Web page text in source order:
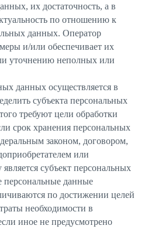
их достаточность, а в
по отношению к
данных. Оператор
и/или обеспечивает их
уточнению неполных или
данных осуществляется в
субъекта персональных
требуют цели обработки
срок хранения персональных
законом, договором,
или
субъект персональных
данные
по достижении целей
необходимости в
иное не предусмотрено